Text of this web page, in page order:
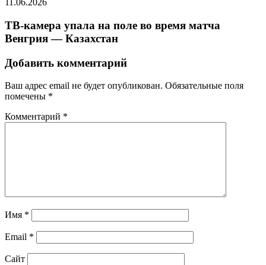
11.06.2026
ТВ-камера упала на поле во время матча
Венгрия — Казахстан
Добавить комментарий
Ваш адрес email не будет опубликован. Обязательные поля
помечены *
Комментарий *
Имя *
Email *
Сайт